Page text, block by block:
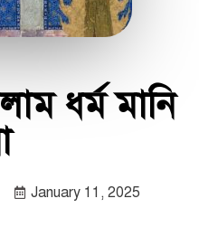
ধর্ম মানি
January 11, 2025